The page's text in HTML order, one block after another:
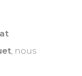
, nous